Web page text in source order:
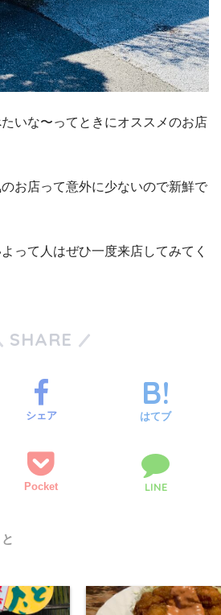
いな〜ってときにオススメのお店
お店って意外に少ないので新鮮で
って人はぜひ一度来店してみてく
SHARE
シェア はてブ
Pocket LINE